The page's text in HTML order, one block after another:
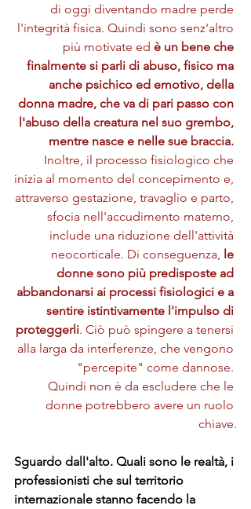
di oggi diventando madre perde
l'integrità fisica. Quindi sono senz'altro
più motivate ed è un bene che
finalmente si parli di abuso, fisico ma
anche psichico ed emotivo, della
donna madre, che va di pari passo con
l'abuso della creatura nel suo grembo,
mentre nasce e nelle sue braccia.
Inoltre, il processo fisiologico che
inizia al momento del concepimento e,
attraverso gestazione, travaglio e parto,
sfocia nell'accudimento materno,
include una riduzione dell'attività
neocorticale. Di conseguenza, le
donne sono più predisposte ad
abbandonarsi ai processi fisiologici e a
sentire istintivamente l'impulso di
proteggerli. Ciò può spingere a tenersi
alla larga da interferenze, che vengono
"percepite" come dannose.
Quindi non è da escludere che le
donne potrebbero avere un ruolo
chiave.
Sguardo dall'alto. Quali sono le realtà, i
professionisti che sul territorio
internazionale stanno facendo la